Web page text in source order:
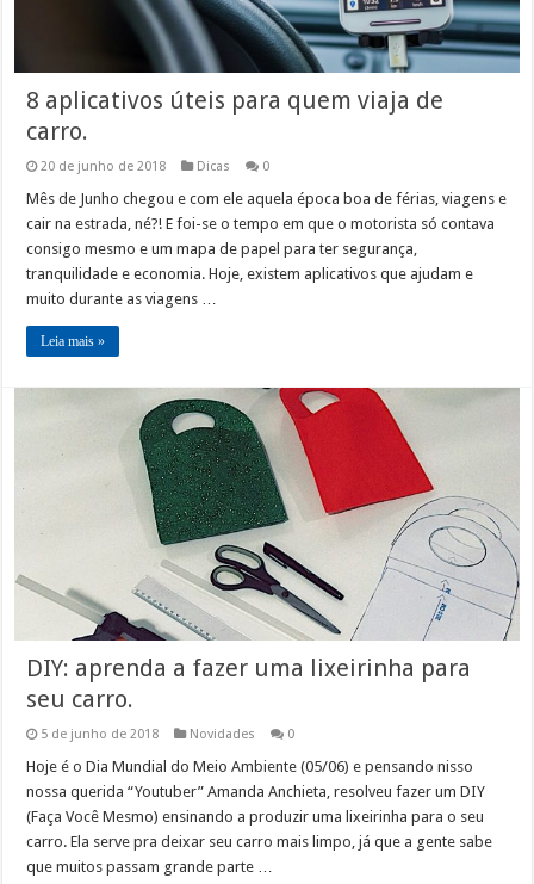
8 aplicativos úteis para quem viaja de
carro.
20 de junho de 2018 Dicas 0
Mês de Junho chegou e com ele aquela época boa de férias, viagens e
cair na estrada, né?! E foi-se o tempo em que o motorista só contava
consigo mesmo e um mapa de papel para ter segurança,
tranquilidade e economia. Hoje, existem aplicativos que ajudam e
muito durante as viagens …
Leia mais »
DIY: aprenda a fazer uma lixeirinha para
seu carro.
5 de junho de 2018 Novidades 0
Hoje é o Dia Mundial do Meio Ambiente (05/06) e pensando nisso
nossa querida “Youtuber” Amanda Anchieta, resolveu fazer um DIY
(Faça Você Mesmo) ensinando a produzir uma lixeirinha para o seu
carro. Ela serve pra deixar seu carro mais limpo, já que a gente sabe
que muitos passam grande parte …